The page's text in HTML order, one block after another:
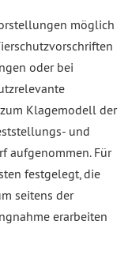
möglich
oder bei
Klagemodell der
und
aufgenommen. Für
festgelegt, die
seitens der
erarbeiten